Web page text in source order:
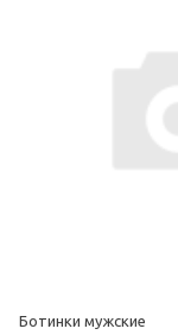
Ботинки мужские